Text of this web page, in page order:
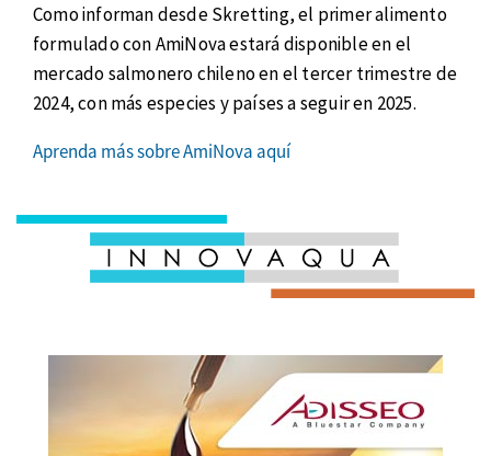
Como informan desde Skretting, el primer alimento
formulado con AmiNova estará disponible en el
mercado salmonero chileno en el tercer trimestre de
2024, con más especies y países a seguir en 2025.
Aprenda más sobre AmiNova aquí